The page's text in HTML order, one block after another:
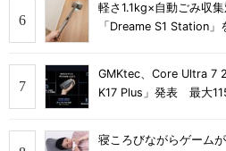
軽さ1.1kg×自動ごみ収
「Dreame S1 Station
GMKtec、Core Ultra 7
K17 Plus」発表 最大
寝ころびながらゲーム